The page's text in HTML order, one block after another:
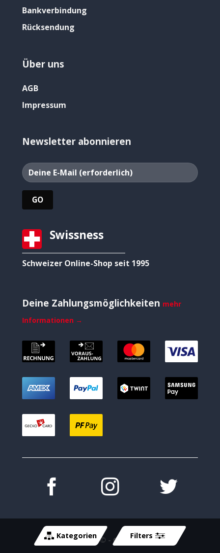
Kategorien Filters
Bankverbindung
Rücksendung
Über uns
AGB
Impressum
Newsletter abonnieren
Swissness
Schweizer Online-Shop seit 1995
Deine Zahlungsmöglichkeiten mehr
Informationen →
Copyright 2026 © - Cycle-Tech GmbH